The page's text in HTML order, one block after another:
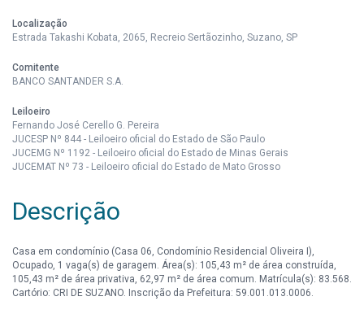
Localização
Estrada Takashi Kobata, 2065, Recreio Sertãozinho, Suzano, SP
Comitente
BANCO SANTANDER S.A.
Leiloeiro
Fernando José Cerello G. Pereira
JUCESP Nº 844 - Leiloeiro oficial do Estado de São Paulo
JUCEMG Nº 1192 - Leiloeiro oficial do Estado de Minas Gerais
JUCEMAT Nº 73 - Leiloeiro oficial do Estado de Mato Grosso
Descrição
Casa em condomínio (Casa 06, Condomínio Residencial Oliveira I),
Ocupado, 1 vaga(s) de garagem. Área(s): 105,43 m² de área construída,
105,43 m² de área privativa, 62,97 m² de área comum. Matrícula(s): 83.568.
Cartório: CRI DE SUZANO. Inscrição da Prefeitura: 59.001.013.0006.